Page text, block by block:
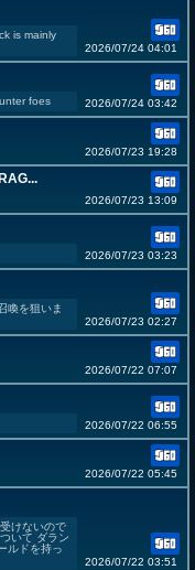
is mainly
2026/07/24 04:01
foes 2026/07/24 03:42
2026/07/23 19:28
2026/07/23 13:09
2026/07/23 03:23
喚を狙いま
2026/07/23 02:27
2026/07/22 07:07
2026/07/22 06:55
2026/07/22 05:45
けないので
いて ダラン
ルドを持っ
2026/07/22 03:51